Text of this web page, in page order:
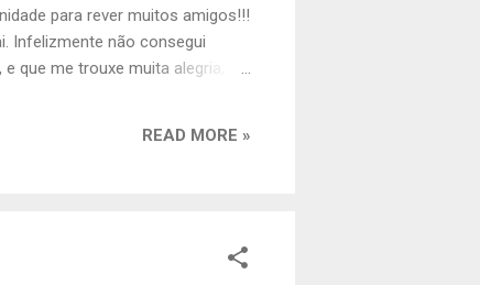
para rever muitos amigos!!!
Infelizmente não consegui
que me trouxe muita alegria, foi
READ MORE »